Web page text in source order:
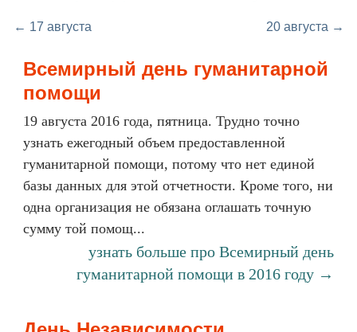
← 17 августа 20 августа →
Всемирный день гуманитарной
помощи
19 августа 2016 года, пятница. Трудно точно
узнать ежегодный объем предоставленной
гуманитарной помощи, потому что нет единой
базы данных для этой отчетности. Кроме того, ни
одна организация не обязана оглашать точную
сумму той помощ...
узнать больше про Всемирный день
гуманитарной помощи в 2016 году →